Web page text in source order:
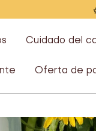
Cuidado del
Oferta de